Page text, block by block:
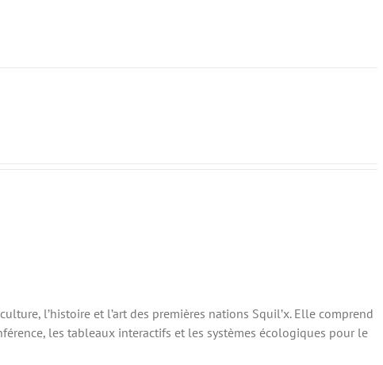
l’histoire et l’art des premières nations Squil’x. Elle comprend
les tableaux interactifs et les systèmes écologiques pour le